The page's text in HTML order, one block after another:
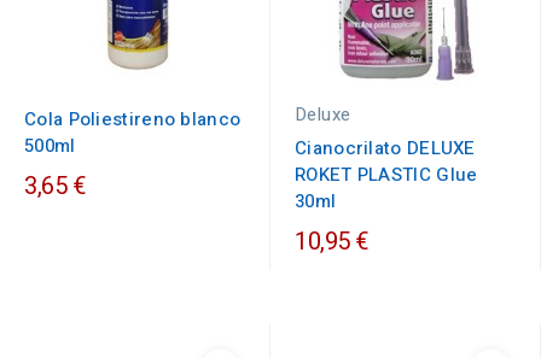
Cola Poliestireno blanco
500ml
3,65 €
Deluxe
Cianocrilato DELUXE
ROKET PLASTIC Glue
30ml
10,95 €